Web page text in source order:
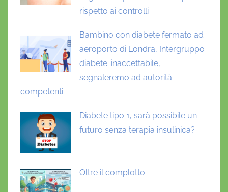
rispetto ai controlli
Bambino con diabete fermato ad
aeroporto di Londra, Intergruppo
diabete: inaccettabile,
segnaleremo ad autorità
competenti
Diabete tipo 1, sarà possibile un
futuro senza terapia insulinica?
Oltre il complotto